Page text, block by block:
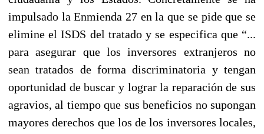
impulsado la Enmienda 27 en la que se pide que se
elimine el ISDS del tratado y se especifica que “...
para asegurar que los inversores extranjeros no
sean tratados de forma discriminatoria y tengan
oportunidad de buscar y lograr la reparación de sus
agravios, al tiempo que sus beneficios no supongan
mayores derechos que los de los inversores locales,